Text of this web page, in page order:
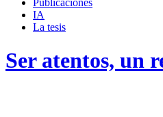
búsquedaPublicaciones
IA
La tesis
Ser atentos, un